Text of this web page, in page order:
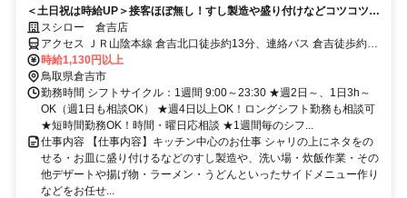
＜土日祝は時給UP＞接客ほぼ無し！すし製造や盛り付けなどコツコツ働
けるスシロー 倉吉店
アクセス ＪＲ山陰本線 倉吉北口徒歩約13分、連絡バス 倉吉徒歩約13
分、ＪＲ山陰本線 下北条徒歩約51分
時給1,130円以上
鳥取県倉吉市
勤務時間 シフトサイクル：1週間 9:00～23:30 ★週2日～、1日3h～
OK（週1日も相談OK） ★週4日以上OK！ロングシフト勤務も相談可
★短時間勤務OK！時間・曜日応相談 ★1週間毎のシフ...
仕事内容 【仕事内容】キッチン中心のお仕事 シャリの上にネタをの
せる・お皿に盛り付けるなどのすし製造や、洗い場・炊飯作業・その
他デザートや揚げ物・ラーメン・うどんといったサイドメニュー作り
などをお任せ...